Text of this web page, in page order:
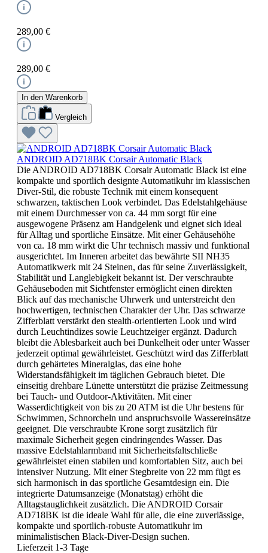
289,00 €
289,00 €
In den Warenkorb
Vergleich
ANDROID AD718BK Corsair Automatic Black
Die ANDROID AD718BK Corsair Automatic Black ist eine
kompakte und sportlich designte Automatikuhr im klassischen
Diver-Stil, die robuste Technik mit einem konsequent
schwarzen, taktischen Look verbindet. Das Edelstahlgehäuse
mit einem Durchmesser von ca. 44 mm sorgt für eine
ausgewogene Präsenz am Handgelenk und eignet sich ideal
für Alltag und sportliche Einsätze. Mit einer Gehäusehöhe
von ca. 18 mm wirkt die Uhr technisch massiv und funktional
ausgerichtet. Im Inneren arbeitet das bewährte SII NH35
Automatikwerk mit 24 Steinen, das für seine Zuverlässigkeit,
Stabilität und Langlebigkeit bekannt ist. Der verschraubte
Gehäuseboden mit Sichtfenster ermöglicht einen direkten
Blick auf das mechanische Uhrwerk und unterstreicht den
hochwertigen, technischen Charakter der Uhr. Das schwarze
Zifferblatt verstärkt den stealth-orientierten Look und wird
durch Leuchtindizes sowie Leuchtzeiger ergänzt. Dadurch
bleibt die Ablesbarkeit auch bei Dunkelheit oder unter Wasser
jederzeit optimal gewährleistet. Geschützt wird das Zifferblatt
durch gehärtetes Mineralglas, das eine hohe
Widerstandsfähigkeit im täglichen Gebrauch bietet. Die
einseitig drehbare Lünette unterstützt die präzise Zeitmessung
bei Tauch- und Outdoor-Aktivitäten. Mit einer
Wasserdichtigkeit von bis zu 20 ATM ist die Uhr bestens für
Schwimmen, Schnorcheln und anspruchsvolle Wassereinsätze
geeignet. Die verschraubte Krone sorgt zusätzlich für
maximale Sicherheit gegen eindringendes Wasser. Das
massive Edelstahlarmband mit Sicherheitsfaltschließe
gewährleistet einen stabilen und komfortablen Sitz, auch bei
intensiver Nutzung. Mit einer Stegbreite von 22 mm fügt es
sich harmonisch in das sportliche Gesamtdesign ein. Die
integrierte Datumsanzeige (Monatstag) erhöht die
Alltagstauglichkeit zusätzlich. Die ANDROID Corsair
AD718BK ist die ideale Wahl für alle, die eine zuverlässige,
kompakte und sportlich-robuste Automatikuhr im
minimalistischen Black-Diver-Design suchen.
Lieferzeit 1-3 Tage